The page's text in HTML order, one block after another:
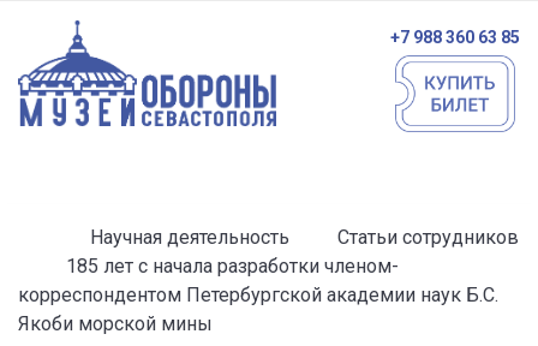
+7 988 360 63 85
Научная деятельность
Статьи сотрудников
185 лет с начала разработки членом-
корреспондентом Петербургской академии наук Б.С.
Якоби морской мины